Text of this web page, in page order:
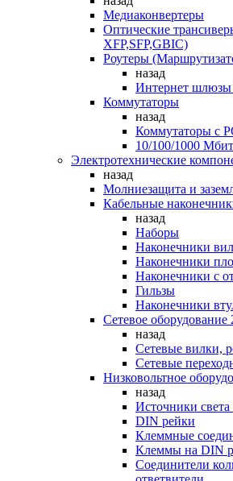
Медиаконвертеры
Оптические
XFP,SFP,GBIC)
Роутеры
назад
Интернет шлюзы
Коммутаторы
назад
Коммутаторы c
10/100/1000 Мбит
Электротехнические
назад
Молниезащита и
Кабельные
назад
Наборы
Наконечники
Наконечники
Наконечники с
Гильзы
Наконечники
Сетевое оборудование
назад
Сетевые вилки,
Сетевые
Низковольтное
назад
Источники
DIN рейки
Клеммные
Клеммы на DIN
Соединители